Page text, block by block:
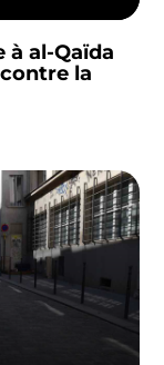
à al-Qaïda
la